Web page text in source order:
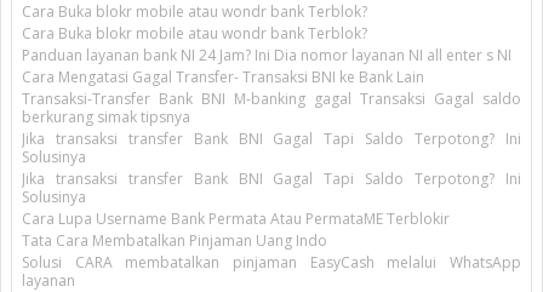
Cara Buka blokr mobile atau wondr bank Terblok?
Cara Buka blokr mobile atau wondr bank Terblok?
Panduan layanan bank NI 24 Jam? Ini Dia nomor layanan NI all enter s NI
Cara Mengatasi Gagal Transfer- Transaksi BNI ke Bank Lain
Transaksi-Transfer Bank BNI M-banking gagal Transaksi Gagal saldo
berkurang simak tipsnya
Jika transaksi transfer Bank BNI Gagal Tapi Saldo Terpotong? Ini
Solusinya
Jika transaksi transfer Bank BNI Gagal Tapi Saldo Terpotong? Ini
Solusinya
Cara Lupa Username Bank Permata Atau PermataME Terblokir
Tata Cara Membatalkan Pinjaman Uang Indo
Solusi CARA membatalkan pinjaman EasyCash melalui WhatsApp
layanan